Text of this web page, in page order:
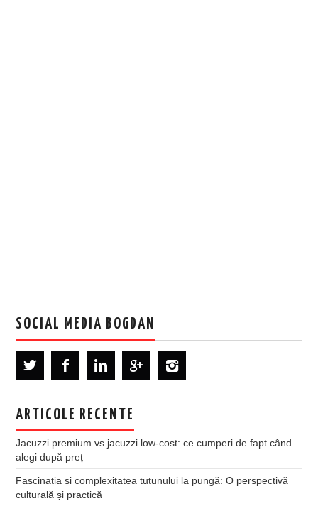
SOCIAL MEDIA BOGDAN
ARTICOLE RECENTE
Jacuzzi premium vs jacuzzi low-cost: ce cumperi de fapt când
alegi după preț
Fascinația și complexitatea tutunului la pungă: O perspectivă
culturală și practică